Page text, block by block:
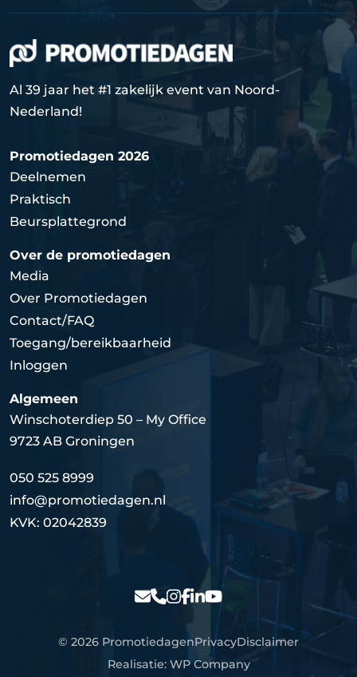
Al 39 jaar het #1 zakelijk event van Noord-
Nederland!
Promotiedagen 2026
Deelnemen
Praktisch
Beursplattegrond
Over de promotiedagen
Media
Over Promotiedagen
Contact/FAQ
Toegang/bereikbaarheid
Inloggen
Algemeen
Winschoterdiep 50 – My Office
9723 AB Groningen
050 525 8999
info@promotiedagen.nl
KVK: 02042839
© 2026 PromotiedagenPrivacyDisclaimer
Realisatie: WP Company